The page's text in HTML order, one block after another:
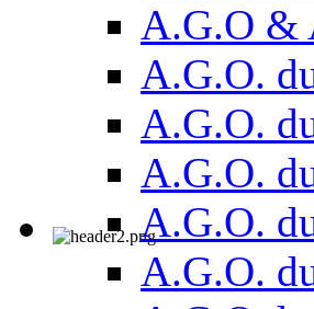
A.G.O &
A.G.O.
A.G.O.
A.G.O.
A.G.O.
A.G.O.